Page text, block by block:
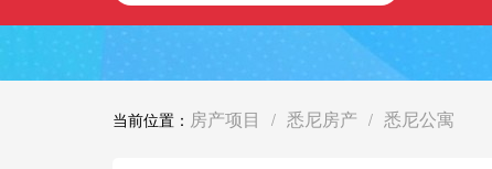
当前位置： 房产项目 / 悉尼房产 / 悉尼公寓